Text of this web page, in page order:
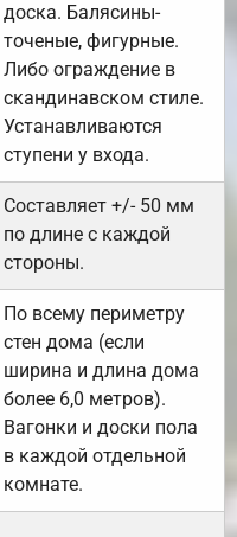
доска. Балясины-
точеные, фигурные.
Либо ограждение в
скандинавском стиле.
Устанавливаются
ступени у входа.
Составляет +/- 50 мм
по длине с каждой
стороны.
По всему периметру
стен дома (если
ширина и длина дома
более 6,0 метров).
Вагонки и доски пола
в каждой отдельной
комнате.